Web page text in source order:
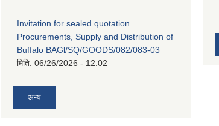
Invitation for sealed quotation
Procurements, Supply and Distribution of
Buffalo BAGl/SQ/GOODS/082/083-03
मिति: 06/26/2026 - 12:02
अन्य